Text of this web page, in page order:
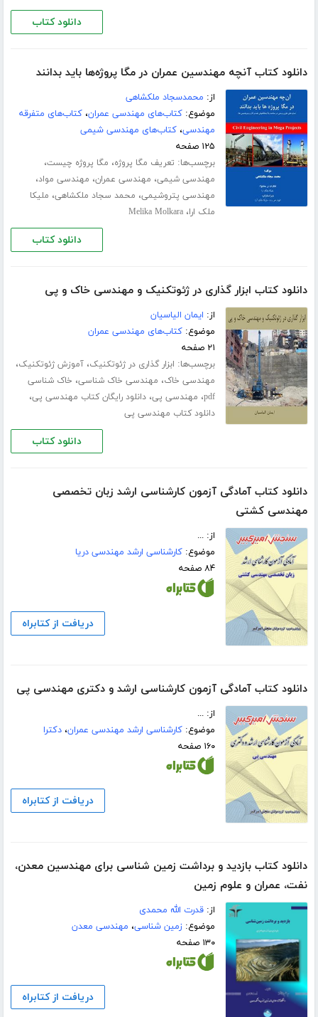
دانلود کتاب
دانلود کتاب آنچه مهندسین عمران در مگا پروژه‌ها باید بدانند
از: محمدسجاد ملکشاهی
موضوع:کتاب‌های مهندسی عمران،کتاب‌های متفرقه
مهندسی،کتاب‌های مهندسی شیمی
۱۲۵ صفحه
برچسب‌ها: تعریف مگا پروژه، مگا پروژه چیست،
مهندسی شیمی، مهندسی عمران، مهندسی مواد،
مهندسی پتروشیمی، محمد سجاد ملکشاهی، ملیکا
ملک ارا،Melika Molkara
دانلود کتاب
دانلود کتاب ابزار گذاری در ژئوتکنیک و مهندسی خاک و پی
از: ایمان الیاسیان
موضوع:کتاب‌های مهندسی عمران
۲۱ صفحه
برچسب‌ها: ابزار گذاری در ژئوتکنیک،آموزش ژئوتکنیک،
مهندسی خاک، مهندسی خاک شناسی، خاک شناسی
pdf، مهندسی پی،دانلود رایگان کتاب مهندسی پی،
دانلود کتاب مهندسی پی
دانلود کتاب
دانلود کتاب آمادگی آزمون کارشناسی ارشد زبان تخصصی
مهندسی کشتی
از: ...
موضوع:کارشناسی ارشد مهندسی دریا
۸۴ صفحه
دریافت از کتابراه
دانلود کتاب آمادگی آزمون کارشناسی ارشد و دکتری مهندسی پی
از: ...
موضوع:کارشناسی ارشد مهندسی عمران،دکترا
۱۶۰ صفحه
دریافت از کتابراه
دانلود کتاب بازدید و برداشت زمین‌ شناسی برای مهندسین معدن،
نفت، عمران و علوم زمین
از:قدرت الله محمدی
موضوع:زمین شناسی، مهندسی معدن
۱۳۰ صفحه
دریافت از کتابراه